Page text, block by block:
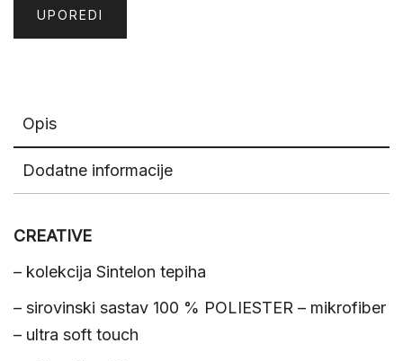
UPOREDI
Opis
Dodatne informacije
CREATIVE
– kolekcija Sintelon tepiha
– sirovinski sastav 100 % POLIESTER – mikrofiber
– ultra soft touch